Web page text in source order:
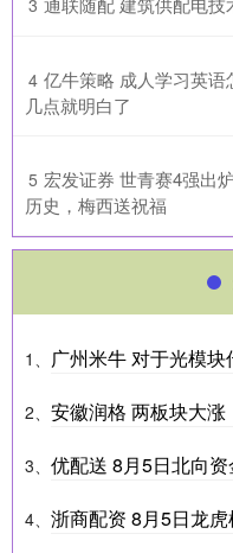
4 亿牛策略 成人学习英
几点就明白了
5 宏发证券 世青赛4强出
历史，梅西送祝福
1、 广州米牛 对于光模
2、 安徽润格 两板块大涨
3、 优配送 8月5日北向资
4、 浙商配资 8月5日龙